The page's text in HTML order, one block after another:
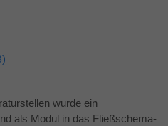
wurde ein
als Modul in das Fließschema-